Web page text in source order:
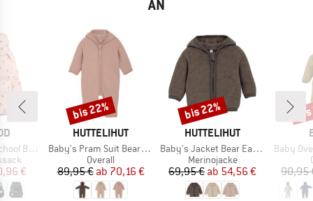
AN
Preis
€
MARKE
HUTTELIHUT
Artikel
Baby's Pram Suit Bear Ears Wool Fleece
Produktgruppe
Overall
Preis
89,95 € reduzierter Preis
ab 70,16 €
Rabatt
bis 22%
MARKE
HUTTELIHUT
Artikel
Baby's Jacket Bear Ears Wool Fleece
Produktgruppe
Merinojacke
Preis
69,95 € reduzierter Preis
ab 54,56 €
Rabatt
bis 22%
Artikel
Baby
90,95